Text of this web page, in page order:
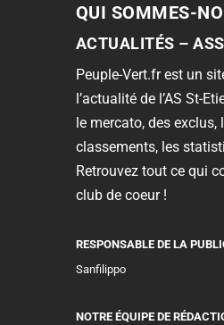
QUI SOMMES-
ACTUALITÉS –
Peuple-Vert.fr est un
l’actualité de l’AS St-
le mercato, des exclus,
classements, les
Retrouvez tout ce qui
club de coeur !
RESPONSABLE DE LA
Sanfilippo
NOTRE ÉQUIPE DE